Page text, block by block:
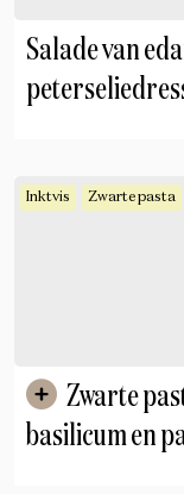
Salade van
Inktvis Zwarte pasta
basilicum en